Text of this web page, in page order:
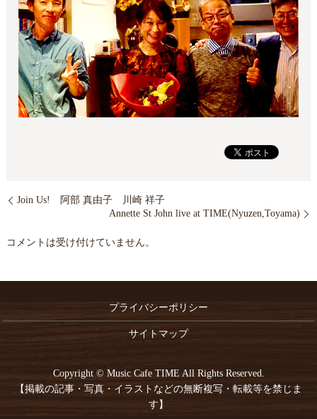
Join Us! 阿部 真由子 川崎 祥子
Annette St John live at TIME(Nyuzen,Toyama)
コメントは受け付けていません。
プライバシーポリシー
サイトマップ
Copyright © Music Cafe TIME All Rights Reserved.
【掲載の記事・写真・イラストなどの無断複写・転載等を禁じま
す】